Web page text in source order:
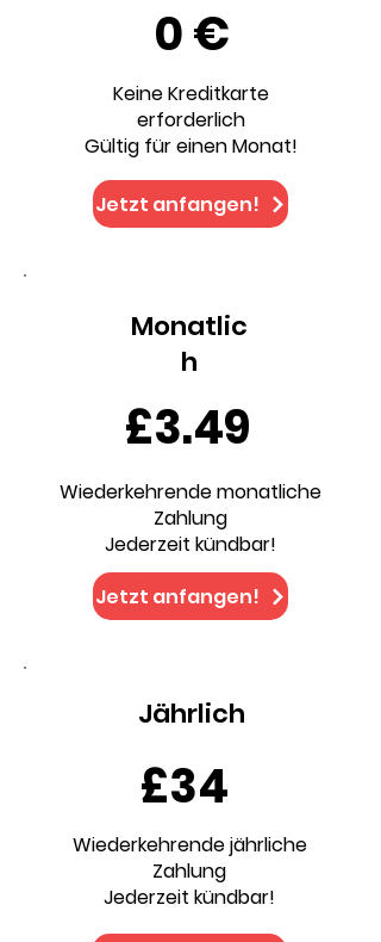
0 €
Keine Kreditkarte
erforderlich
Gültig für einen Monat!
Jetzt anfangen!
Monatlic
h
£3.49
Wiederkehrende monatliche
Zahlung
Jederzeit kündbar!
Jetzt anfangen!
Jährlich
£34
Wiederkehrende jährliche
Zahlung
Jederzeit kündbar!